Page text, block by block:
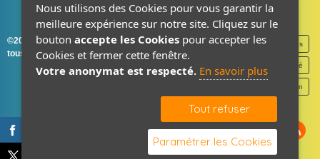
©2026-2027 France Accastillage
tous droits réservés
Mentions légales
Politique de confidentialité
Contact / Plan
Nous utilisons des Cookies pour vous garantir la
meilleure expérience sur notre site. Cliquez sur le
bouton accepte les Cookies pour accepter les
Cookies et fermer cette fenêtre.
Votre anonymat est respecté. En savoir plus
Tout refuser
Paramétrer les Cookies